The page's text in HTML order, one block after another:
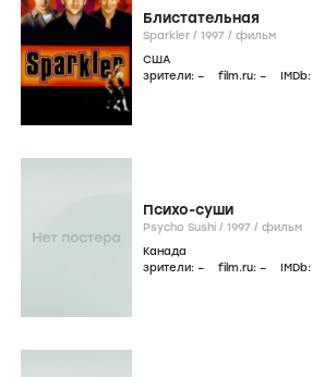
Блистательная
Sparkler / 1997 / фильм
США
зрители: – film.ru: – IMDb:
Психо-суши
Psycho Sushi / 1997 / фильм
Канада
зрители: – film.ru: – IMDb: